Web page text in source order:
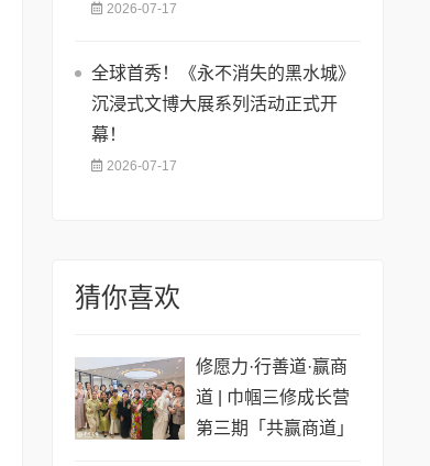
2026-07-17
全球首秀！《永不消失的黑水城》
沉浸式文博大展系列活动正式开
幕！
2026-07-17
猜你喜欢
修愿力·行善道·赢商
道 | 巾帼三修成长营
第三期「共赢商道」